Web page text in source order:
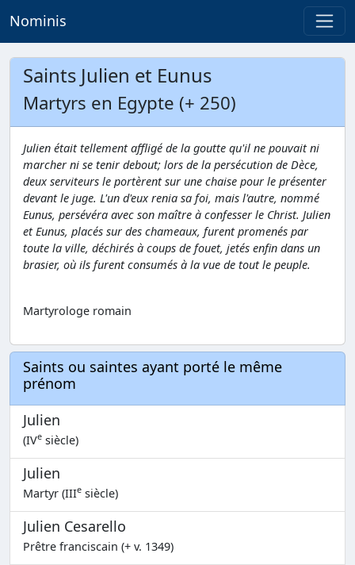
Nominis
Saints Julien et Eunus
Martyrs en Egypte (+ 250)
Julien était tellement affligé de la goutte qu'il ne pouvait ni
marcher ni se tenir debout; lors de la persécution de Dèce,
deux serviteurs le portèrent sur une chaise pour le présenter
devant le juge. L'un d'eux renia sa foi, mais l'autre, nommé
Eunus, persévéra avec son maître à confesser le Christ. Julien
et Eunus, placés sur des chameaux, furent promenés par
toute la ville, déchirés à coups de fouet, jetés enfin dans un
brasier, où ils furent consumés à la vue de tout le peuple.
Martyrologe romain
Saints ou saintes ayant porté le même
prénom
Julien
(IVe siècle)
Julien
Martyr (IIIe siècle)
Julien Cesarello
Prêtre franciscain (+ v. 1349)